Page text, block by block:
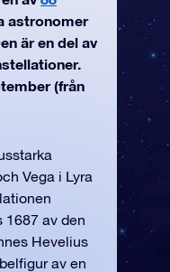
astronomer
är en del av
(från
Vega i Lyra
1687 av den
Hevelius
av en